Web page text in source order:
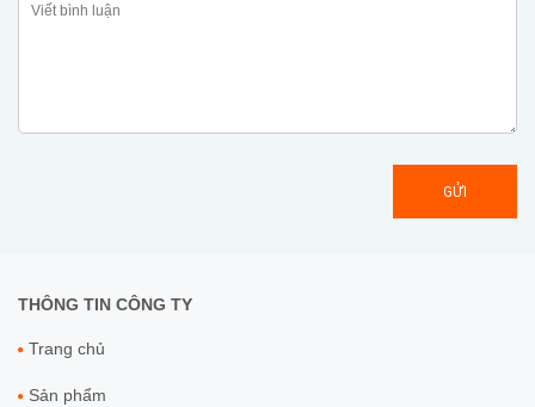
GỬI
THÔNG TIN CÔNG TY
Trang chủ
Sản phẩm